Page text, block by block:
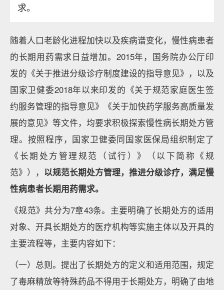
求。
随着人口老龄化进程加快以及疾病谱变化，慢性病患者
的长期用药需求日益增加。2015年，国务院办公厅印
发的《关于推进分级诊疗制度建设的指导意见》，以及
国家卫健委2018年以来印发的《关于规范家庭医生签
约服务管理的指导意见》《关于加快药学服务高质量发
展的意见》等文件，均要求积极探索慢性病长期处方管
理。按照程序，国家卫健委同国家医保局组织制定了
《长期处方管理规范（试行）》（以下简称《规
范》）， 以规范长期处方管理，推进分级诊疗，满足慢
性病患者长期用药需求。
《规范》共分为7章43条。主要明确了长期处方的适用
对象、开具长期处方的医疗机构等实施主体以及开具的
主要流程等，主要内容如下：
（一）总则。提出了长期处方的定义和适用范围，规定
了毒麻精放等特殊药品不得用于长期处方，明确了由地